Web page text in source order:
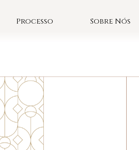
Processo Sobre Nós